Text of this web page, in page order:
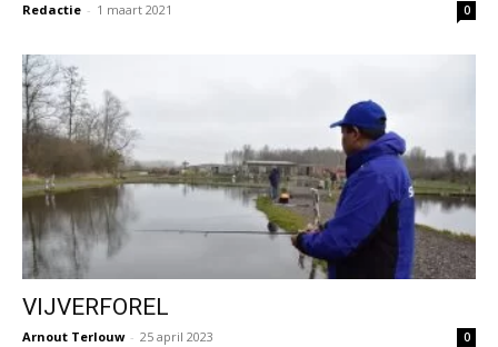
Redactie - 1 maart 2021 0
VIJVERFOREL
Arnout Terlouw - 25 april 2023 0